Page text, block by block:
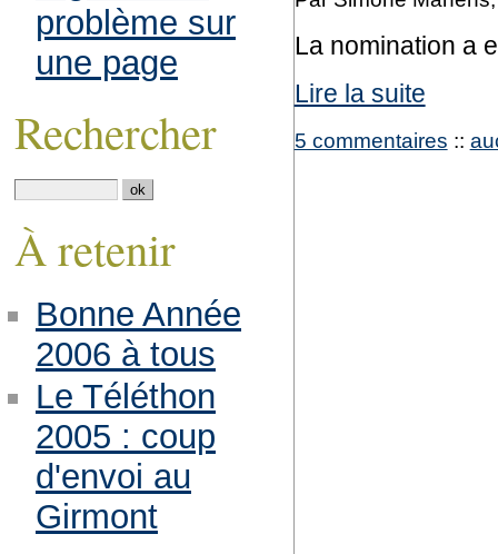
La nomination a
Lire la suite
5 commentaires ::
problème sur
une page
Rechercher
À retenir
Bonne Année
2006 à tous
Le Téléthon
2005 : coup
d'envoi au
Girmont